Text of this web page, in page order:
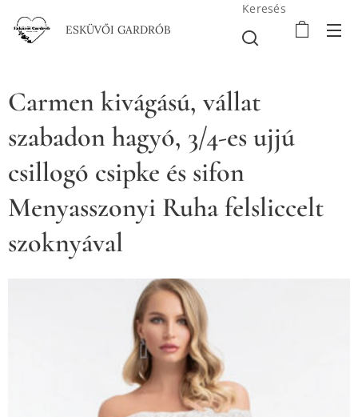
ESKÜVŐI GARDRÓB
Keresés
Carmen kivágású, vállat
szabadon hagyó, 3/4-es ujjú
csillogó csipke és sifon
Menyasszonyi Ruha felsliccelt
szoknyával